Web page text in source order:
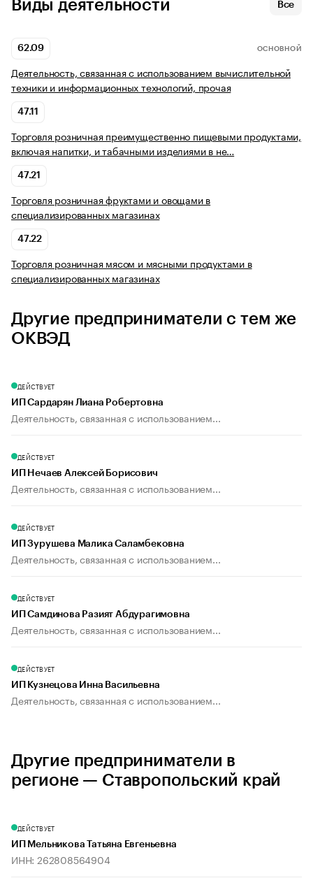
Виды деятельности Все
62.09 ОСНОВНОЙ
Деятельность, связанная с использованием вычислительной
техники и информационных технологий, прочая
47.11
Торговля розничная преимущественно пищевыми продуктами,
включая напитки, и табачными изделиями в не…
47.21
Торговля розничная фруктами и овощами в
специализированных магазинах
47.22
Торговля розничная мясом и мясными продуктами в
специализированных магазинах
Другие предприниматели с тем же
ОКВЭД
ДЕЙСТВУЕТ
ИП Сардарян Лиана Робертовна
Деятельность, связанная с использованием...
ДЕЙСТВУЕТ
ИП Нечаев Алексей Борисович
Деятельность, связанная с использованием...
ДЕЙСТВУЕТ
ИП Зурушева Малика Саламбековна
Деятельность, связанная с использованием...
ДЕЙСТВУЕТ
ИП Самдинова Разият Абдурагимовна
Деятельность, связанная с использованием...
ДЕЙСТВУЕТ
ИП Кузнецова Инна Васильевна
Деятельность, связанная с использованием...
Другие предприниматели в
регионе — Ставропольский край
ДЕЙСТВУЕТ
ИП Мельникова Татьяна Евгеньевна
ИНН: 262808564904